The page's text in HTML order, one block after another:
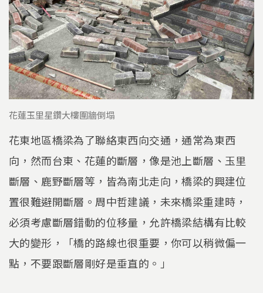
花蓮玉里星鑽大樓圍牆倒塌
花東地區橋梁為了聯絡東西向交通，通常為東西
向，然而台東、花蓮的斷層，像是池上斷層、玉里
斷層、鹿野斷層等，皆為南北走向，橋梁的興建位
置很難避開斷層。周中哲建議，未來橋梁重建時，
必須考慮斷層錯動的位移量，允許橋梁結構有比較
大的變形，「橋的路線也很重要，你可以稍微偏一
點，不要跟斷層剛好是垂直的。」